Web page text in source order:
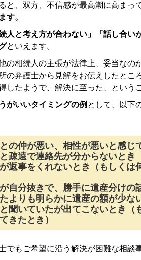
と、双方、不信感が最高潮に高まっ
す。
人と考え方が合わない」「話し合い
といえます。
の相続人の主張が法律上、妥当なの
の弁護士から見解をお伝えしたとこ
したようで、解決に至った、という
がいいタイミングの例 として、以下
仲が悪い、相性が悪いと感じ
遠で連絡先が分からないとき
事をくれないとき（もしくは
分抜きで、勝手に遺産分けの
りも明らかに遺産の額が少な
いていたが出てこないとき（
きたとき）
でもご希望に沿う解決が困難な相談